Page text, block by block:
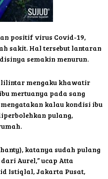
positif virus Covid-19,
sakit. Hal tersebut lantaran
semakin menurun.
mengaku khawatir
mertuanya pada sang
kalau kondisi ibu
pulang,
katanya sudah pulang
Aurel,” ucap Atta
Istiqlal, Jakarta Pusat,